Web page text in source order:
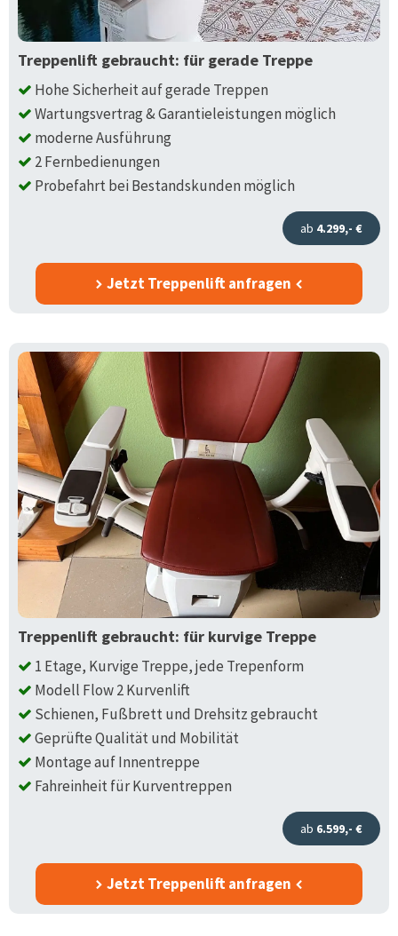
Treppenlift gebraucht: für gerade Treppe
Hohe Sicherheit auf gerade Treppen
Wartungsvertrag & Garantieleistungen möglich
moderne Ausführung
2 Fernbedienungen
Probefahrt bei Bestandskunden möglich
ab 4.299,- €
Jetzt Treppenlift anfragen
Treppenlift gebraucht: für kurvige Treppe
1 Etage, Kurvige Treppe, jede Trepenform
Modell Flow 2 Kurvenlift
Schienen, Fußbrett und Drehsitz gebraucht
Geprüfte Qualität und Mobilität
Montage auf Innentreppe
Fahreinheit für Kurventreppen
ab 6.599,- €
Jetzt Treppenlift anfragen